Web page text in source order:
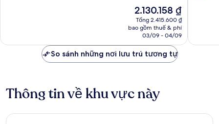
Giá
hiện
tại
2.130.158 ₫
2.130.158 ₫
Tổng 2.415.600 ₫
bao gồm thuế & phí
03/09 - 04/09
xét
So sánh những nơi lưu trú tương tự
Thông tin về khu vực này